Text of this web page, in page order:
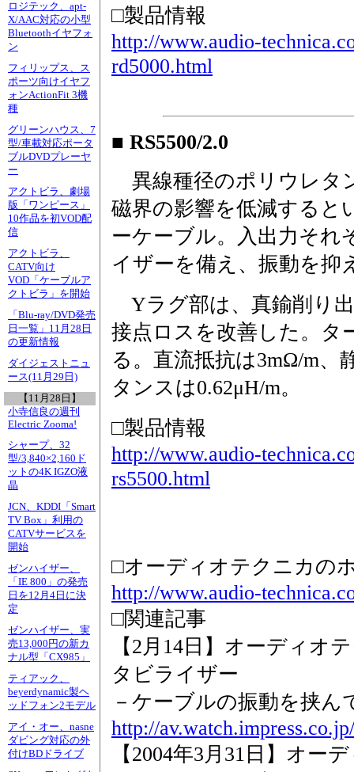
ロジテック、apt-
X/AAC対応の小型
Bluetoothイヤフォ
ン
フィリップス、ス
ポーツ向けイヤフ
ォンActionFit 3機
種
グリーンハウス、7
型/車載対応ポータ
ブルDVDプレーヤ
ー
アクトビラ、劇場
版「ワンピース」
10作品を初VOD配
信
アクトビラ、
CATV向け
VOD「ケーブルア
クトビラ」を開始
「Blu-ray/DVD発売
日一覧」11月28日
の更新情報
ダイジェストニュ
ース(11月29日)
【11月28日】
小寺信良の週刊
Electric Zooma!
シャープ、32
型/3,840×2,160ド
ットの4K IGZO液
晶
JCN、KDDI「Smart
TV Box」利用の
CATVサービスを
開始
ゼンハイザー、
「IE 800」の発売
日を12月4日に決
定
ゼンハイザー、実
売13,000円の新カ
ナル型「CX985」
ティアック、
beyerdynamic製ヘ
ッドフォン2モデル
アイ・オー、nasne
ダビング対応の外
付けBDドライブ
□製品情報
http://www.audio-
rd5000.html
■ RS5500/2.0
異線種径のポリウレタ
磁界の影響を低減すると
ーケーブル。入出力それ
イザーを備え、振動を抑
Yラグ部は、真鍮削り
接点ロスを改善した。タ
る。直流抵抗は3mΩ/m、
タンスは0.62μH/m。
□製品情報
http://www.audio-
rs5500.html
□オーディオテクニカの
http://www.audio-
□関連記事
【2月14日】オーディオ
タビライザー
－ケーブルの振動を挟
http://
【2004年3月31日】オー